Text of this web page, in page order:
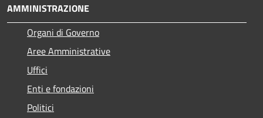
AMMINISTRAZIONE
Organi di Governo
Aree Amministrative
Uffici
Enti e fondazioni
Politici